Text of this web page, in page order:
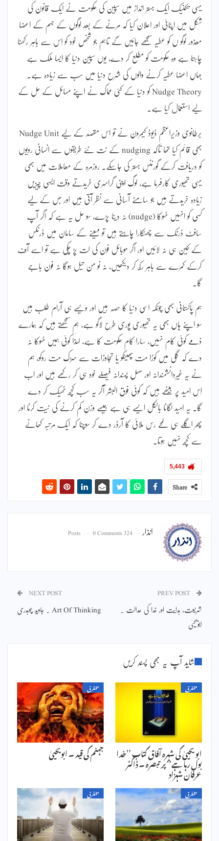
یہی تکنیک ایک بہتر انداز میں سپین کی حکومت نے ایک قانون کی
شکل میں اپنائی اور اعلان کیا کہ مرنے کے بعد لوگوں کے جسم کے اعضا
معذور لوگو ں کو عطیہ سمجھے جائیں گے تاہم جو شخص خود کو اِس سے باہر رکھنا
چاہتا ہے وہ حکومت کو مطلع کر دے، یوں سپین دنیا کا ایسا ملک ہے
جہاں اعضا عطیہ کرنے والوں کی شرح دنیا میں سب سے زیادہ ہے۔
Nudge Theory کو دنیا کے کئی مماک نے اپنے مسائل کے حل کے
لیے استعمال کیا ہے۔
برطانوی وزیراعظم ڈیوڈ کیمرون نے تو اس مقصد کے لیے Nudge Unit
بھی قائم کیا تھا تاکہ nudging کے نت نئے طریقوں سے انسانی رویوں
کو دریافت کرکے گورننس بہتر کی جاسکے۔ روزمرہ کے معاملات میں بھی
یہی تھیوری کارفرما ہے، لوگ اپنی گراسری خریدتے وقت ایسی چیزیں
زیادہ خریدتے ہیں جو سامنے آسانی سے نظر آتی ہیں اور جس کے لیے
کسی کو انہیں ٹہوکا (nudge) نہ دینا پڑے، سو حل یہ ہے کہ اگر آپ
سافٹ ڈرنک سے چھٹکارا چاہتے ہیں تو مہینے کے سامان میں ڈرنکس
کے کین ہی نہ لائیں اور اگر موبائل فون کی لت پڑ چکی ہے تو اسے آف
کرکے کمرے سے باہر رکھ کر دیکھیں، نہ نو من تیل ہوگا نہ فون باجے
گا۔
ہم پاکستانی بھی چونکہ اسی دنیا کا حصہ ہیں اور ویسے ہی آرام طلب ہیں
سو اپنے ہاں بھی یہ تھیوری پوری طرح لاگو ہے، ہم سمجھتے ہیں کہ ہمارے
ذمے کوئی کام نہیں، سارا کام حکومت کا ہے، لہٰذا کوئی ہمیں ٹہوکا نہ
دے کہ گلی میں کوڑا مت پھینکو یا تجاوزات سے سڑک مت روکو، ہم
نے یہ غیردانشمندانہ اور سہل پسندانہ فیصلے خود ہی کر رکھے ہیں اور اب
اِس امید پر بیٹھے ہیں کہ کوئی فوق البشر آکر یہ سب کچھ ٹھیک کر دے
گا۔ یہ امید لگانا بالکل ایسے ہی ہے جیسے وزن کم کرنے کی نیت کرنا اور
پھر اگلے ہی لمحے رس ملائی کا آرڈر دے کر سوچنا کہ ایک مرتبہ کھانے
سے کچھ نہیں ہوتا۔
5,443
Share
انذار 324 Posts
0 Comments
شریعت، ہدایت اور خدا کی عدالت ۔
ابویحییٰ
NEXT POST
Art Of Thinking ۔ جاوید چوہدری
شاید آپ یہ بھی پسند کریں
متفرق
ابو یحییٰ کی شہرہ آفاق کتاب ’’خدا
بول رہا ہے‘‘ پر تبصرہ ۔ ڈاکٹر
عرفان شہزاد
متفرق
جہنم کی قید ۔ ابویحییٰ
متفرق متفرق